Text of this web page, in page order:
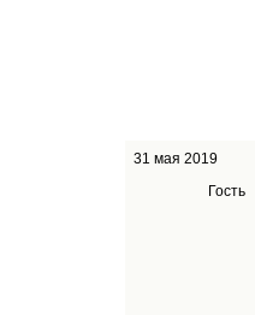
31 мая 2019
Гость